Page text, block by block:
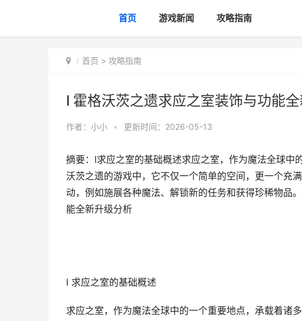
首页 游戏新闻 攻略指南
首页 > 攻略指南
I 霍格沃茨之遗求应之室装饰与功能
作者： 小小 • 更新时间：2026-05-13
摘要：I求应之室的基础概述求应之室，作为魔法全球
沃茨之遗的游戏中，它不仅一个简单的空间，更一个充
动，例如施展各种魔法、解锁新的任务和获得珍稀物品
能全新升级分析
I 求应之室的基础概述
求应之室，作为魔法全球中的一个重要地点，承载着诸